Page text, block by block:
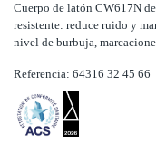
Cuerpo de latón CW617N
resistente: reduce ruido y
nivel de burbuja,
Referencia: 64316 32 45 66